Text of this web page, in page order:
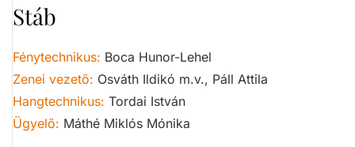
Stáb
Fénytechnikus: Boca Hunor-Lehel
Zenei vezető: Osváth Ildikó m.v., Páll Attila
Hangtechnikus: Tordai István
Ügyelő: Máthé Miklós Mónika